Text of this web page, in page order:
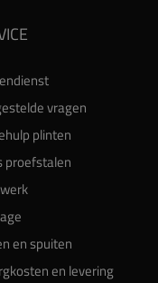
vragen
plinten
proefstalen
en spuiten
en levering